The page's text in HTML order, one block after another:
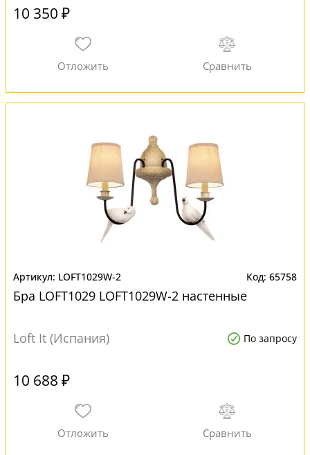
10 350 ₽
LOFT1029W-2 65758
Бра LOFT1029 LOFT1029W-2 настенные
Loft It (Испания) По запросу
10 688 ₽